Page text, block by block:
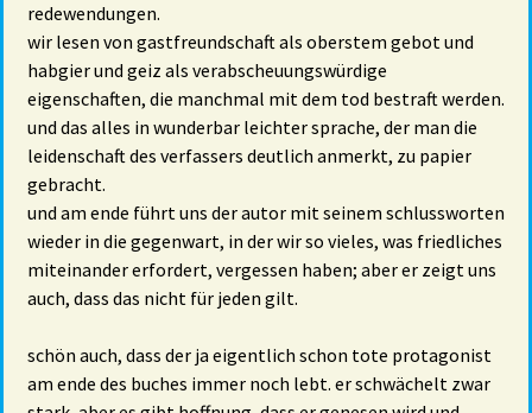
redewendungen.
wir lesen von gastfreundschaft als oberstem gebot und
habgier und geiz als verabscheuungswürdige
eigenschaften, die manchmal mit dem tod bestraft werden.
und das alles in wunderbar leichter sprache, der man die
leidenschaft des verfassers deutlich anmerkt, zu papier
gebracht.
und am ende führt uns der autor mit seinem schlussworten
wieder in die gegenwart, in der wir so vieles, was friedliches
miteinander erfordert, vergessen haben; aber er zeigt uns
auch, dass das nicht für jeden gilt.
schön auch, dass der ja eigentlich schon tote protagonist
am ende des buches immer noch lebt. er schwächelt zwar